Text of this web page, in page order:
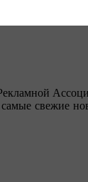
свежие